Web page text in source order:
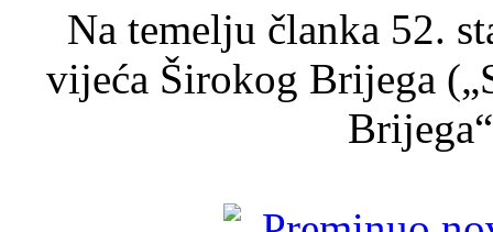
Na temelju članka 52.
vijeća Širokog Brijega